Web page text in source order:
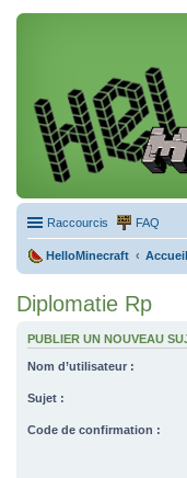
Raccourcis FAQ
HelloMinecraft
Diplomatie Rp
PUBLIER UN NOUVEAU
Nom d’utilisateur :
Sujet :
Code de confirmation :